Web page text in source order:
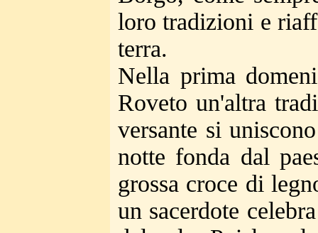
loro tradizioni e
terra.
Nella prima
Roveto un'altra
versante si
notte fonda dal
grossa croce di
un sacerdote